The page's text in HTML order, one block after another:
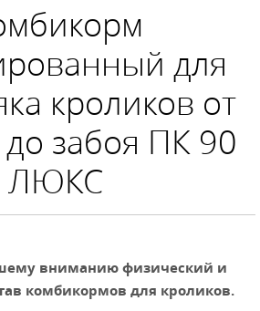
для
кроликов от
забоя ПК 90
ЛЮКС
вниманию физический и
комбикормов для кроликов.